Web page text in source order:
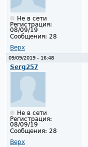
Не в сети
Регистрация:
08/09/19
Сообщения: 28
Верх
09/09/2019 - 16:48
Serg257
Не в сети
Регистрация:
08/09/19
Сообщения: 28
Верх